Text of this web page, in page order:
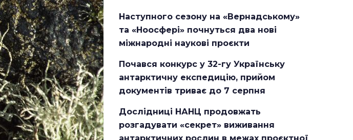
Наступного сезону на «Вернадському»
та «Ноосфері» почнуться два нові
міжнародні наукові проєкти
Почався конкурс у 32-гу Українську
антарктичну експедицію, прийом
документів триває до 7 серпня
Дослідниці НАНЦ продовжать
розгадувати «секрет» виживання